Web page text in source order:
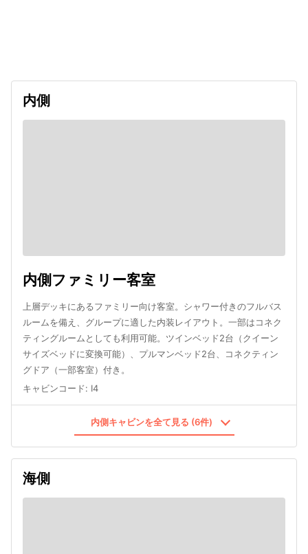
内側
内側ファミリー客室
上層デッキにあるファミリー向け客室。シャワー付きのフルバス
ルームを備え、グループに適した内装レイアウト。一部はコネク
ティングルームとしても利用可能。ツインベッド2台（クイーン
サイズベッドに変換可能）、プルマンベッド2台、コネクティン
グドア（一部客室）付き。
キャビンコード: I4
内側キャビンを全て見る (6件)
海側